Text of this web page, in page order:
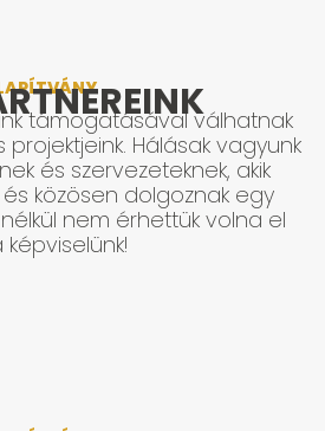
támogatásával válhatnak
Hálásak vagyunk
és szervezeteknek, akik
közösen dolgoznak egy
nem érhettük volna el